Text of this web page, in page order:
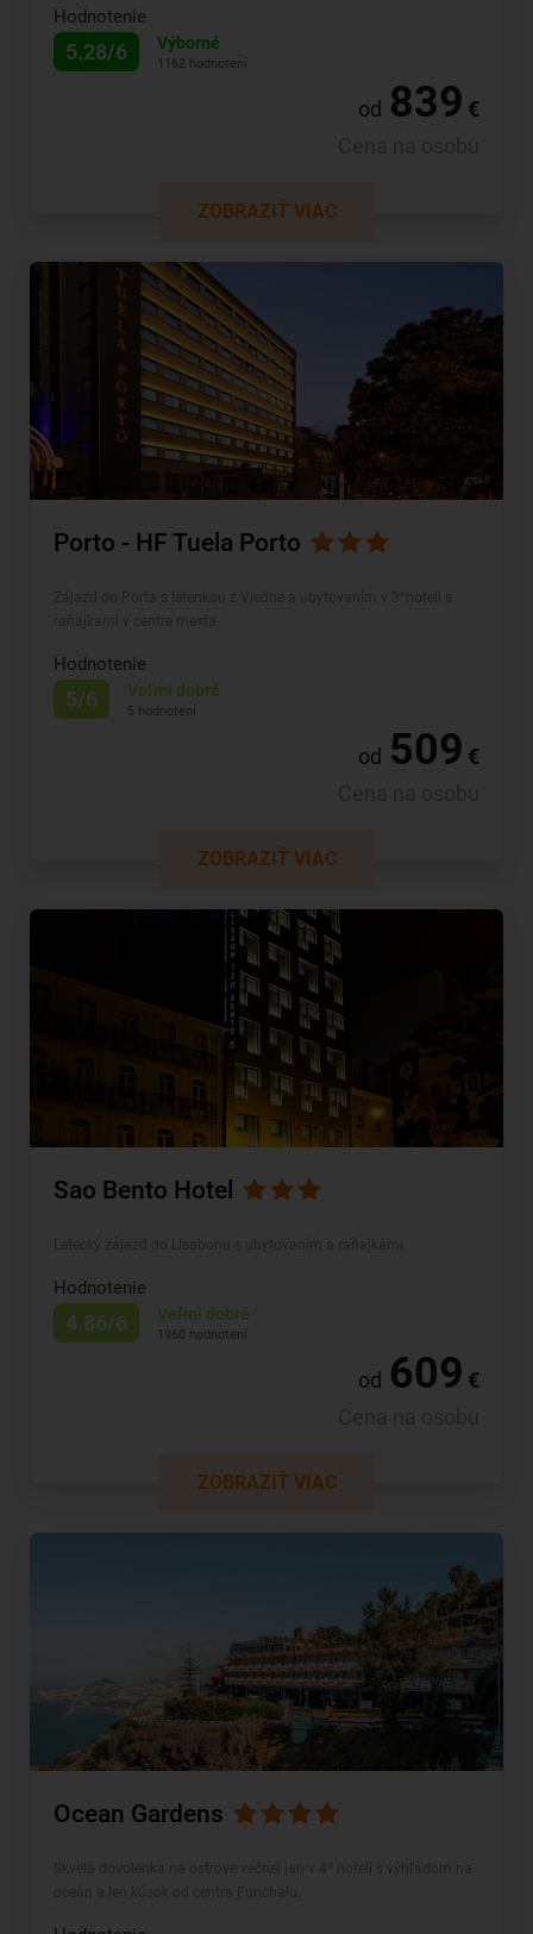
Hodnotenie
5.28/6 Výborné
1162 hodnotení
od 839 €
ZOBRAZIŤ VIAC
Porto - HF Tuela Porto
Hodnotenie
5/6 Veľmi dobré
5 hodnotení
od 509 €
ZOBRAZIŤ VIAC
Sao Bento Hotel
Hodnotenie
4.86/6 Veľmi dobré
1960 hodnotení
od 609 €
ZOBRAZIŤ VIAC
Ocean Gardens